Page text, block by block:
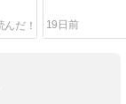
19日前